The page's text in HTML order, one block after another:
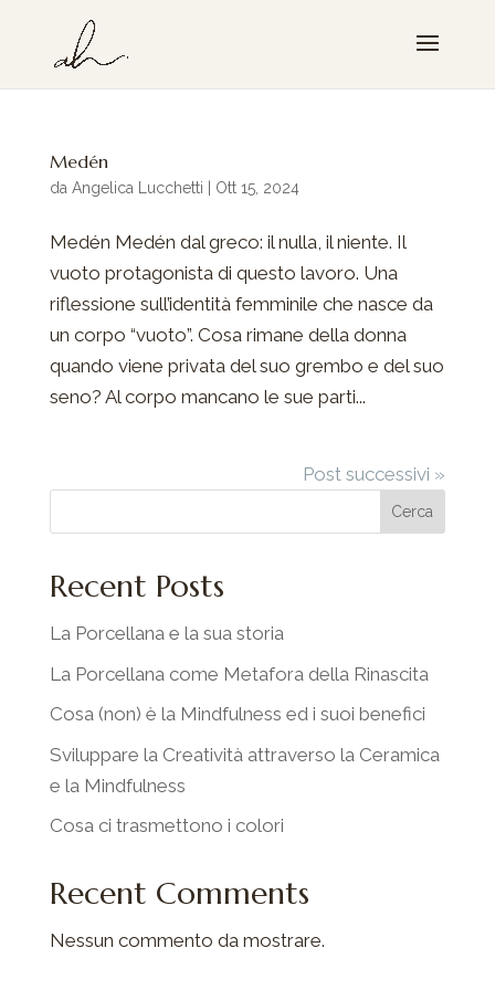
Medén
da Angelica Lucchetti Ott 15, 2024
Medén Medén dal greco: il nulla, il niente. Il
vuoto protagonista di questo lavoro. Una
riflessione sull’identità femminile che nasce da
un corpo “vuoto”. Cosa rimane della donna
quando viene privata del suo grembo e del suo
seno? Al corpo mancano le sue parti...
Post successivi »
Cerca
Recent Posts
La Porcellana e la sua storia
La Porcellana come Metafora della Rinascita
Cosa (non) è la Mindfulness ed i suoi benefici
Sviluppare la Creatività attraverso la Ceramica
e la Mindfulness
Cosa ci trasmettono i colori
Recent Comments
Nessun commento da mostrare.